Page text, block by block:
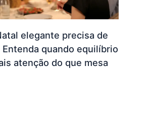
elegante precisa de
Entenda quando equilíbrio
atenção do que mesa